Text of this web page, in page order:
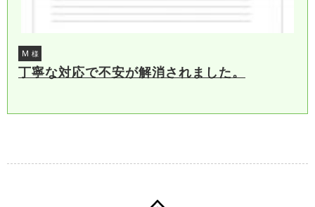
Ｍ 様
丁寧な対応で不安が解消されました。